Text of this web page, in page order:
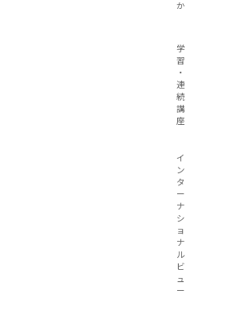
か
学
習
・
連
続
講
座
イ
ン
タ
ー
ナ
シ
ョ
ナ
ル
ビ
ュ
ー